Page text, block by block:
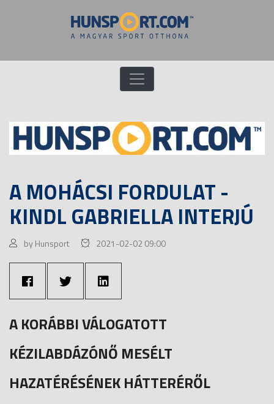
A MOHÁCSI FORDULAT -
KINDL GABRIELLA INTERJÚ
by Hunsport 2021-02-02 09:00
A KORÁBBI VÁLOGATOTT
KÉZILABDÁZÓNŐ MESÉLT
HAZATÉRÉSÉNEK HÁTTERÉRŐL